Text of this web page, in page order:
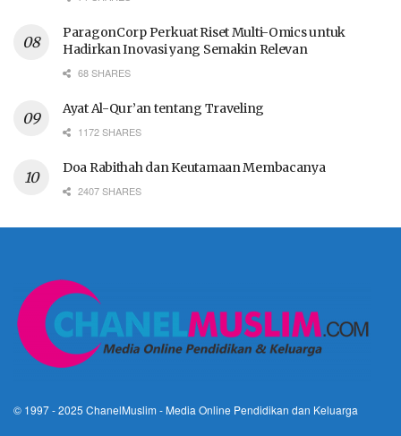
ParagonCorp Perkuat Riset Multi-Omics untuk
Hadirkan Inovasi yang Semakin Relevan
68 SHARES
Ayat Al-Qur’an tentang Traveling
1172 SHARES
Doa Rabithah dan Keutamaan Membacanya
2407 SHARES
© 1997 - 2025 ChanelMuslim - Media Online Pendidikan dan Keluarga